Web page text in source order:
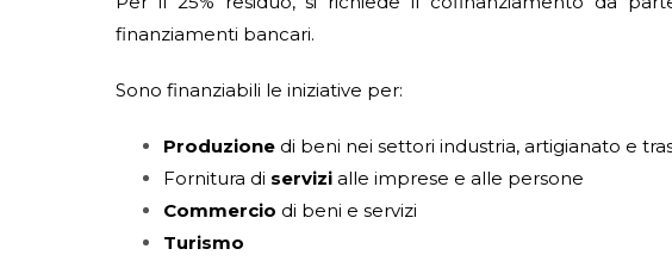
finanziamenti bancari.
Sono finanziabili le iniziative per:
Produzione di beni nei settori industria, artigianato e
Fornitura di servizi alle imprese e alle persone
Commercio di beni e servizi
Turismo